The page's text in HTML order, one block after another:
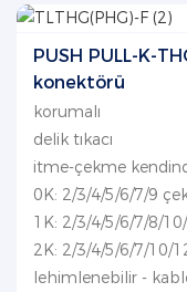
PUSH PULL-K-
konektörü
korumalı
delik tıkacı
itme-çekme
0K: 2/3/4/5/6/7/9
1K: 2/3/4/5/6/7/8/
2K: 2/3/4/5/6/7/10/
lehimlenebilir -